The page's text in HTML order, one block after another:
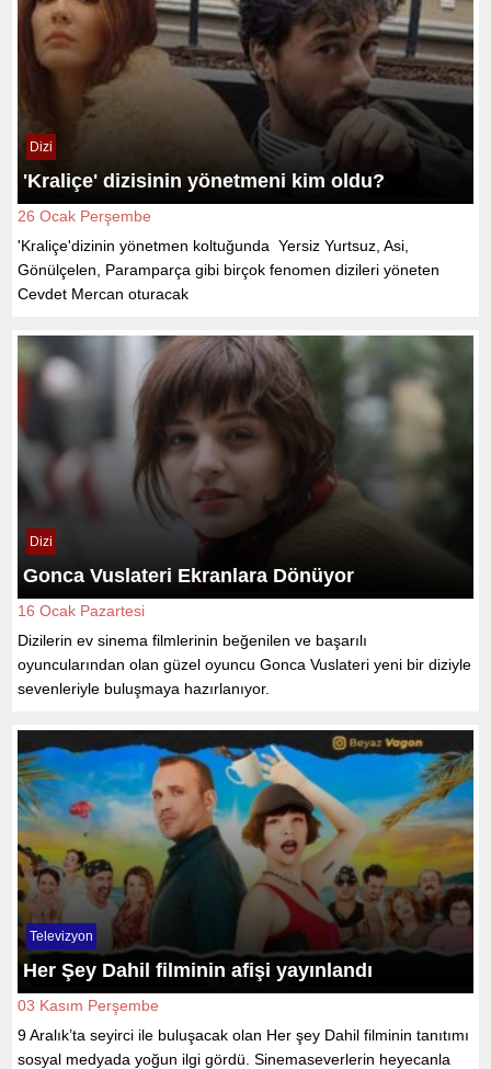
Dizi
'Kraliçe' dizisinin yönetmeni kim oldu?
26 Ocak Perşembe
'Kraliçe'dizinin yönetmen koltuğunda Yersiz Yurtsuz, Asi,
Gönülçelen, Paramparça gibi birçok fenomen dizileri yöneten
Cevdet Mercan oturacak
Dizi
Gonca Vuslateri Ekranlara Dönüyor
16 Ocak Pazartesi
Dizilerin ev sinema filmlerinin beğenilen ve başarılı
oyuncularından olan güzel oyuncu Gonca Vuslateri yeni bir diziyle
sevenleriyle buluşmaya hazırlanıyor.
Televizyon
Her Şey Dahil filminin afişi yayınlandı
03 Kasım Perşembe
9 Aralık’ta seyirci ile buluşacak olan Her şey Dahil filminin tanıtımı
sosyal medyada yoğun ilgi gördü. Sinemaseverlerin heyecanla